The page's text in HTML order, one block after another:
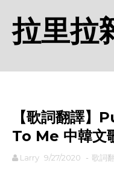
拉里拉
【歌詞翻譯
To Me 中韓文
Larry 9/27/2020 - 歌詞